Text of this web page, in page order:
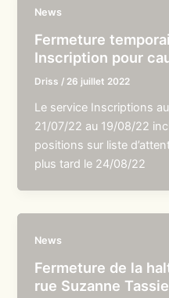
News
Fermeture
Inscription pour
Driss / 26 juillet 2022
Le service Inscriptions
21/07/22 au 19/08/22
positions sur liste
plus tard le 24/08/22
News
Fermeture de la
rue Suzanne